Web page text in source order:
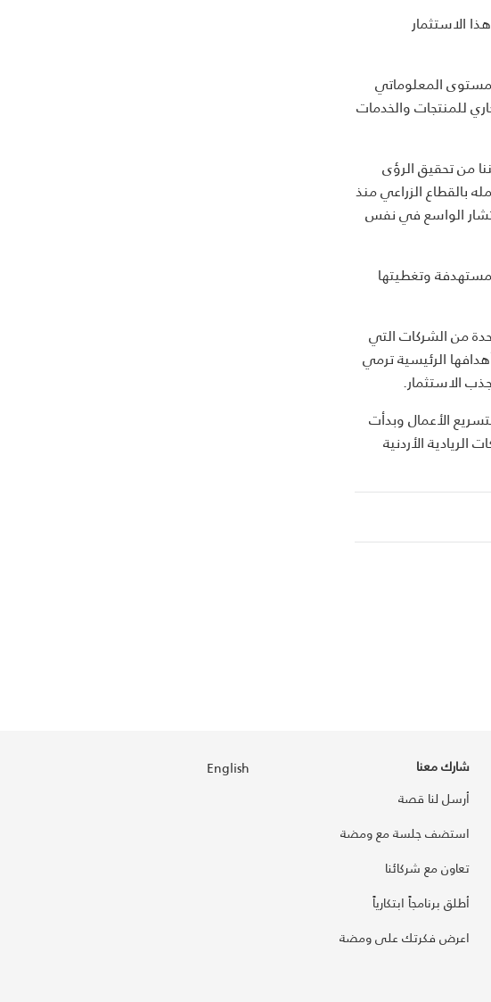
الاستثمار
المعلوماتي
للمنتجات والخدمات
من تحقيق الرؤى
بالقطاع الزراعي منذ
الواسع في نفس
وتغطيتها
من الشركات التي
الرئيسية ترمي
الاستثمار.
لتسريع الأعمال وبدأت
الأردنية
شارك معنا
أرسل لنا قصة
استضف جلسة مع ومضة
تعاون مع شركائنا
أطلق برنامجاً ابتكارياً
اعرض فكرتك على ومضة
English